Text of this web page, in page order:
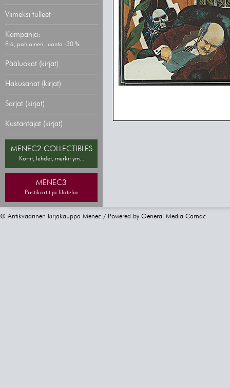
Viimeksi tulleet
Kampanja:
Erä, pohjoinen, luonto -30 %
Pääluokat (kirjat)
Hakusanat (kirjat)
Sarjat (kirjat)
Kustantajat (kirjat)
MENEC2 COLLECTIBLES
Kortit, lehdet, merkit ym...
MENEC3
Postikortit ja filatelia
© Antikvaarinen kirjakauppa Menec / Powered by General Media Carnac